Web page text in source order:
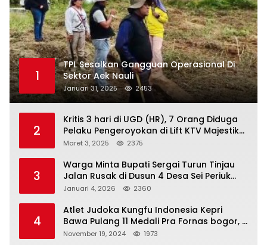
1
TPL Sesalkan Gangguan Operasional Di
Sektor Aek Nauli
Januari 31, 2025 2453
2
Kritis 3 hari di UGD (HR), 7 Orang Diduga
Pelaku Pengeroyokan di Lift KTV Majestik
Melenggang Bebas, Kantor Hukum JAP
Tanjungpinang
Maret 3, 2025 2375
3
Warga Minta Bupati Sergai Turun Tinjau
Jalan Rusak di Dusun 4 Desa Sei Periuk
Serdang Bedagai
Januari 4, 2026 2360
4
Atlet Judoka Kungfu Indonesia Kepri
Bawa Pulang 11 Medali Pra Fornas bogor, 3
Emas dan 8 Perunggu.
November 19, 2024 1973